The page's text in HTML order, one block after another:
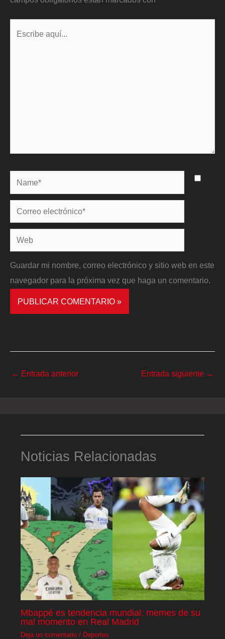
Name*
Correo
electrónico*
Web
Guardar mi nombre, correo electrónico y sitio web en este
navegador para la próxima vez que haga un comentario.
← Entrada anterior Entrada siguiente →
Noticias Relacionadas
Mbappé es tendencia mundial: memes de su
mal momento en Real Madrid
Deja un comentario / Deportes